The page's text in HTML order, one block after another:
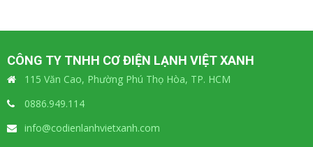
CÔNG TY TNHH CƠ ĐIỆN LẠNH VIỆT XANH
115 Văn Cao, Phường Phú Thọ Hòa, TP. HCM
0886.949.114
info@codienlanhvietxanh.com